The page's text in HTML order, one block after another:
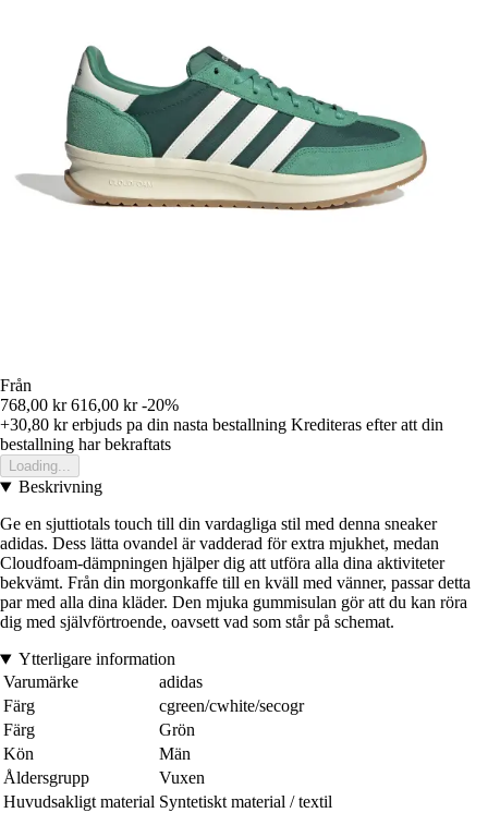
Från
768,00 kr 616,00 kr -20%
+30,80 krerbjuds pa din nasta bestallning Krediteras efter att din
bestallning har bekraftats
Loading...
Beskrivning
Ge en sjuttiotals touch till din vardagliga stil med denna sneaker
adidas. Dess lätta ovandel är vadderad för extra mjukhet, medan
Cloudfoam-dämpningen hjälper dig att utföra alla dina aktiviteter
bekvämt. Från din morgonkaffe till en kväll med vänner, passar detta
par med alla dina kläder. Den mjuka gummisulan gör att du kan röra
dig med självförtroende, oavsett vad som står på schemat.
Ytterligare information
Varumärke
adidas
Färg
cgreen/cwhite/secogr
Färg
Grön
Kön
Män
Åldersgrupp
Vuxen
Huvudsakligt material Syntetiskt material / textil